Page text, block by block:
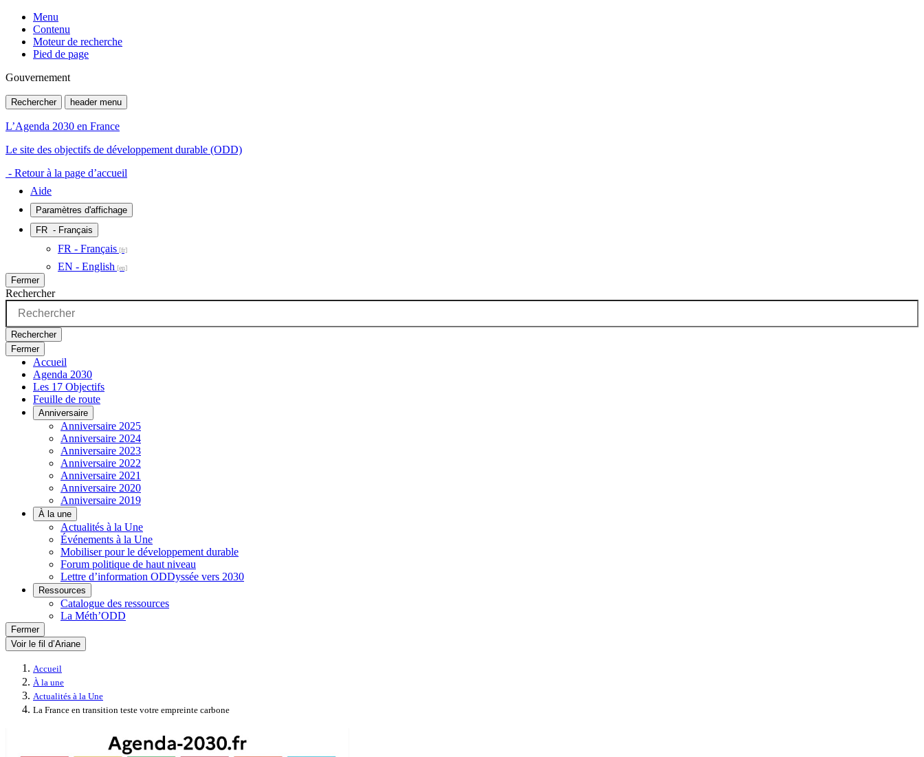
Menu
Contenu
Moteur de recherche
Pied de page
Gouvernement
Rechercher header menu
L’Agenda 2030 en France
Le site des objectifs de développement durable (ODD)
- Retour à la page d’accueil
Aide
Paramètres d'affichage
FR - Français
FR - Français
EN - English
Fermer
Rechercher
Rechercher
Fermer
Accueil
Agenda 2030
Les 17 Objectifs
Feuille de route
Anniversaire
Anniversaire 2025
Anniversaire 2024
Anniversaire 2023
Anniversaire 2022
Anniversaire 2021
Anniversaire 2020
Anniversaire 2019
À la une
Actualités à la Une
Événements à la Une
Mobiliser pour le développement durable
Forum politique de haut niveau
Lettre d’information ODDyssée vers 2030
Ressources
Catalogue des ressources
La Méth’ODD
Fermer
Voir le fil d’Ariane
Accueil
À la une
Actualités à la Une
La France en transition teste votre empreinte carbone